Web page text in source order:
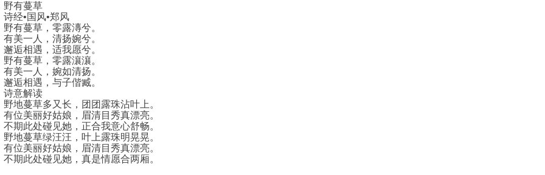
野有蔓草
诗经•国风•郑风
野有蔓草，零露漙兮。
有美一人，清扬婉兮。
邂逅相遇，适我愿兮。
野有蔓草，零露瀼瀼。
有美一人，婉如清扬。
邂逅相遇，与子偕臧。
诗意解读
野地蔓草多又长，团团露珠沾叶上。
有位美丽好姑娘，眉清目秀真漂亮。
不期此处碰见她，正合我意心舒畅。
野地蔓草绿汪汪，叶上露珠明晃晃。
有位美丽好姑娘，眉清目秀真漂亮。
不期此处碰见她，真是情愿合两厢。